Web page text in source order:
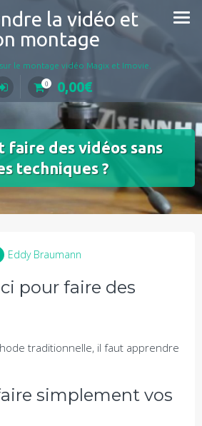
la vidéo et
montage
le montage vidéo Magix et Imovie.
0 0,00€
faire des vidéos sans
techniques ?
Eddy Braumann
pour faire des
traditionnelle, il faut apprendre
simplement vos